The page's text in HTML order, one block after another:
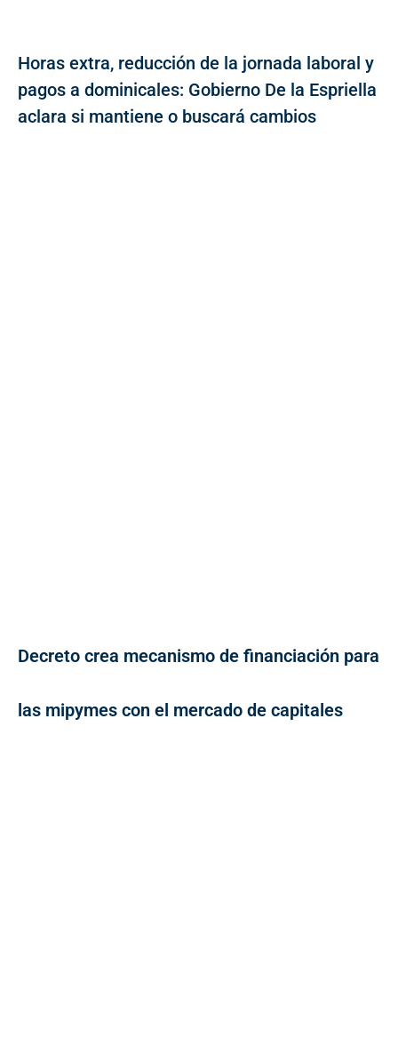
Horas extra, reducción de la jornada laboral y
pagos a dominicales: Gobierno De la Espriella
aclara si mantiene o buscará cambios
Decreto crea mecanismo de financiación para
las mipymes con el mercado de capitales